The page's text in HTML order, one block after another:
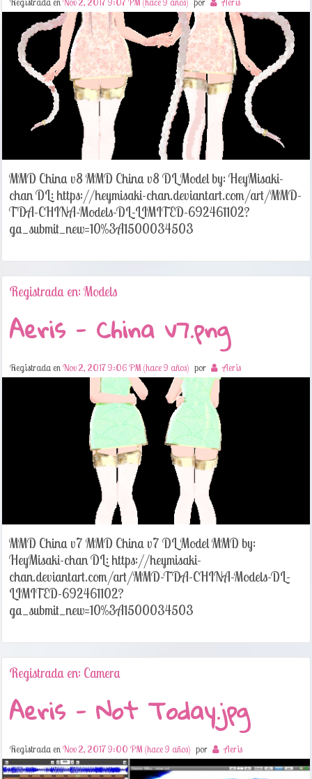
MMD China v8 MMD China v8 DL Model by: HeyMisaki-
chan DL: https://heymisaki-chan.deviantart.com/art/MMD-
TDA-CHINA-Models-DL-LIMITED-692461102?
ga_submit_new=10%3A1500034503
Registrada en: Models
Aeris - China v7.png
Registrada enNov 2, 2017 9:06 PM (hace 9 años) por Aeris
MMD China v7 MMD China v7 DL Model MMD by:
HeyMisaki-chan DL: https://heymisaki-
chan.deviantart.com/art/MMD-TDA-CHINA-Models-DL-
LIMITED-692461102?
ga_submit_new=10%3A1500034503
Registrada en: Camera
Aeris - Not Today.jpg
Registrada enNov 2, 2017 9:00 PM (hace 9 años) por Aeris